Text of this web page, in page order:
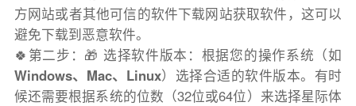
方网站或者其他可信的软件下载网站获取软件，这可以
避免下载到恶意软件。
🍀第二步：🎁 选择软件版本：根据您的操作系统（如
Windows、Mac、Linux）选择合适的软件版本。有时
候还需要根据系统的位数（32位或64位）来选择星际体